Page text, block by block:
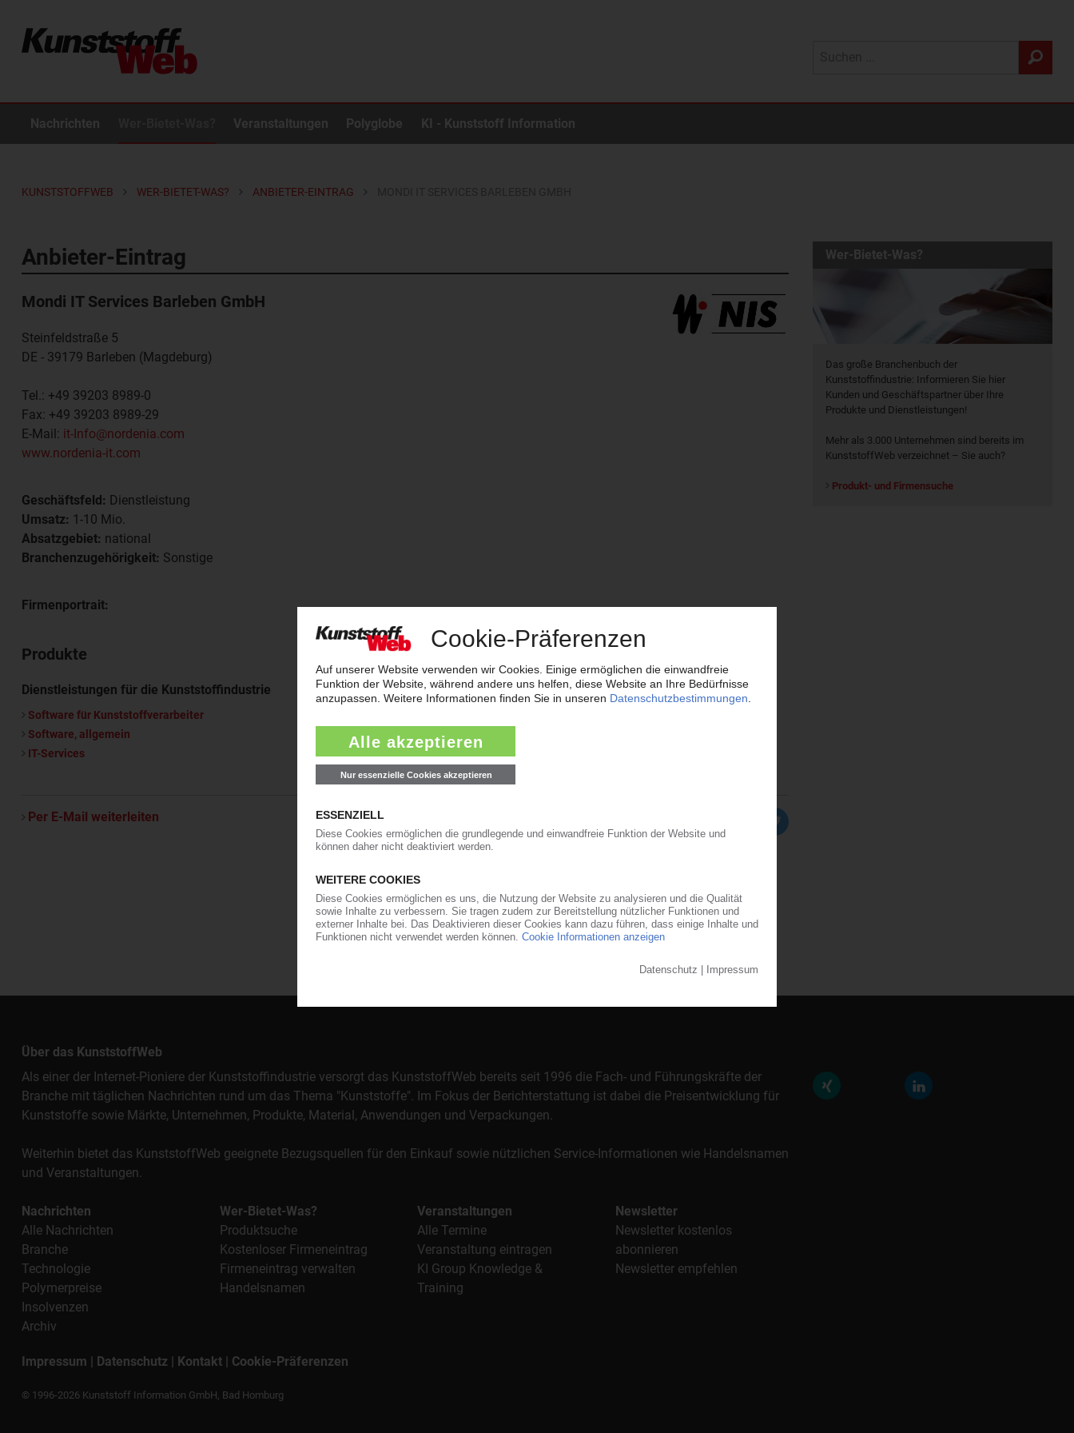
Nachrichten Veranstaltungen Polyglobe KI - Kunststoff Information
KUNSTSTOFFWEB WER-BIETET-WAS? ANBIETER-EINTRAG
Anbieter-Eintrag
Mondi IT Services Barleben GmbH
Steinfeldstraße 5
DE - 39179 Barleben (Magdeburg)
Tel.: +49 39203 8989-0
Fax: +49 39203 8989-29
E-Mail: it-Info@nordenia.com
www.nordenia-it.com
Geschäftsfeld: Dienstleistung
Umsatz: 1-10 Mio.
Absatzgebiet: national
Branchenzugehörigkeit: Sonstige
Firmenportrait:
Produkte
Dienstleistungen für die Kunststoffindustrie
Software für Kunststoffverarbeiter
Software, allgemein
IT-Services
Per E-Mail weiterleiten
Wer-Bietet-Was?
Das große Branchenbuch der
Kunststoffindustrie: Informieren Sie hier
Kunden und Geschäftspartner über Ihre
Produkte und Dienstleistungen!
Mehr als 3.000 Unternehmen sind bereits im
KunststoffWeb verzeichnet – Sie auch?
Produkt- und Firmensuche
Über das KunststoffWeb
Als einer der Internet-Pioniere der Kunststoffindustrie versorgt das KunststoffWeb bereits seit 1996 die Fach- und Führungskräfte der
Branche mit täglichen Nachrichten rund um das Thema "Kunststoffe". Im Fokus der Berichterstattung ist dabei die Preisentwicklung für
Kunststoffe sowie Märkte, Unternehmen, Produkte, Material, Anwendungen und Verpackungen.
Weiterhin bietet das KunststoffWeb geeignete Bezugsquellen für den Einkauf sowie nützlichen Service-Informationen wie Handelsnamen
und Veranstaltungen.
Nachrichten
Alle Nachrichten
Branche
Technologie
Polymerpreise
Insolvenzen
Archiv
Wer-Bietet-Was?
Produktsuche
Kostenloser Firmeneintrag
Firmeneintrag verwalten
Handelsnamen
Veranstaltungen
Alle Termine
Veranstaltung eintragen
KI Group Knowledge &
Training
Newsletter
Newsletter kostenlos
abonnieren
Newsletter empfehlen
Impressum | Datenschutz | Kontakt | Cookie-Präferenzen
© 1996-2026 Kunststoff Information GmbH, Bad Homburg